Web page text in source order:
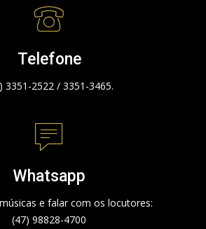
Telefone
3351-2522 / 3351-3465.
Whatsapp
e falar com os locutores:
(47) 98828-4700